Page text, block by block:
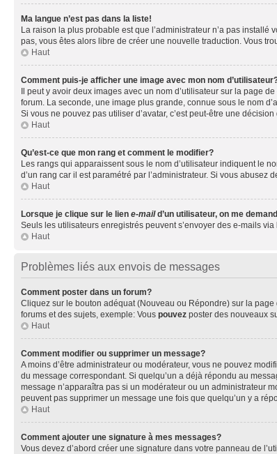
Ma langue n’est pas dans la liste!
La raison la plus probable est que l’administrateur n’a pas
pas, vous êtes alors libre de créer une nouvelle traduction. Vous
Haut
Comment puis-je afficher une image avec mon nom
Il peut y avoir deux images avec un nom d’utilisateur sur la page
forum. La seconde, une image plus grande, connue sous le nom
Si vous ne pouvez pas utiliser d’avatar, c’est peut-être une
Haut
Qu’est-ce que mon rang et comment le modifier?
Les rangs qui apparaissent sous le nom d’utilisateur indiquent le
d’un rang car il est paramétré par l’administrateur. Si vous
Haut
Lorsque je clique sur le lien e-maild’un utilisateur, on me
Seuls les utilisateurs enregistrés peuvent s’envoyer des e-mails
Haut
Problèmes liés aux envois de messages
Comment poster dans un forum?
Cliquez sur le bouton adéquat (Nouveau ou Répondre) sur la
forums et des sujets, exemple: Vous pouvez poster des nouveaux
Haut
Comment modifier ou supprimer un message?
A moins d’être administrateur ou modérateur, vous ne pouvez
du message correspondant. Si quelqu’un a déjà répondu au
message n’apparaîtra pas si un modérateur ou un administrateur
peuvent pas supprimer un message une fois que quelqu’un y a
Haut
Comment ajouter une signature à mes messages?
Vous devez d’abord créer une signature dans votre panneau de